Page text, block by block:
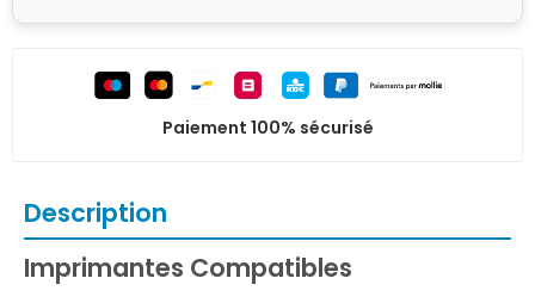
Paiement 100% sécurisé
Description
Imprimantes Compatibles